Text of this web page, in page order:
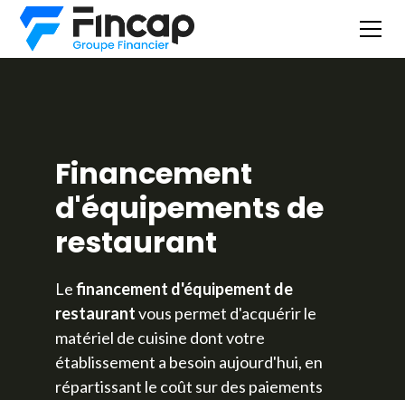
Financement
d'équipements de
restaurant
Lefinancement d'équipement de
restaurantvous permet d'acquérir le
matériel de cuisine dont votre
établissement a besoin aujourd'hui, en
répartissant le coût sur des paiements